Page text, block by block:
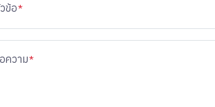
ข้อ*
ความ*